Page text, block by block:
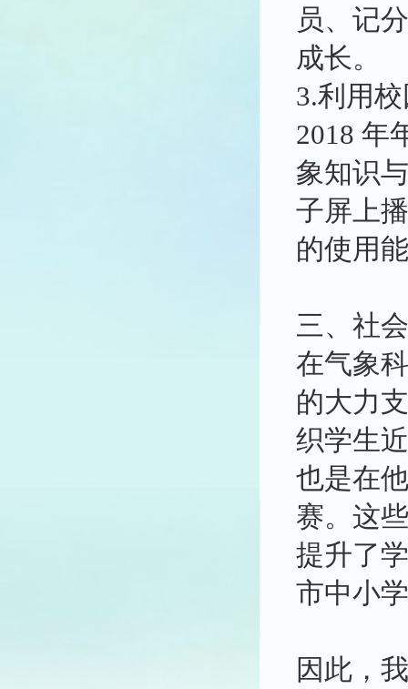
员、记
成长。
3.利用
2018 年
象知识
子屏上
的使用
三、社
在气象
的大力
织学生
也是在
赛。这
提升了
市中小
因此，